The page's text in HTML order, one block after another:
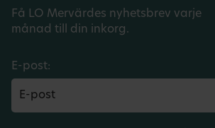
Få LO Mervärdes nyhetsbrev varje
månad till din inkorg.
E-post: